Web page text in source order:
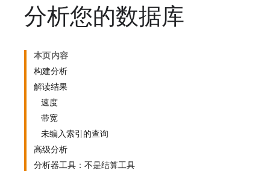
分析您的数据库
本页内容
构建分析
解读结果
速度
带宽
未编入索引的查询
高级分析
分析器工具：不是结算工具